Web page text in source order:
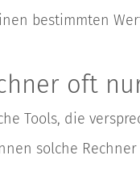
bestimmten
oft
Tools, die
solche